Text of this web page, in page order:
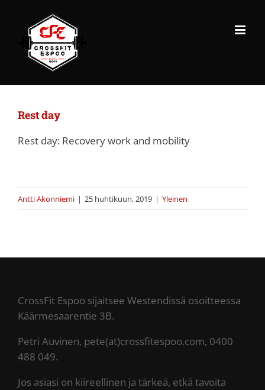
content
Rest day
Rest day: Recovery work and mobility
Antti Akonniemi | 25 huhtikuun, 2019 | Yleinen
CrossFit Espoo sijaitsee Westendissä osoitteessa
Käärmesaarentie 3B.
Petri Auvinen, pete(at)crossfitespoo.com, 0400
488 049.
Jos asiasi on kiireellinen ja tärkeä, etkä tavoita